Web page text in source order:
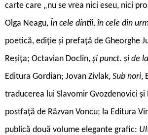
carte care „nu se vrea nici eseu, nici
Olga Neagu, În cele dintîi, în cele din
poetică, ediție și prefață de Gheorghe
Reșița; Octavian Doclin, și punct. și de
Editura Gordian; Jovan Zivlak, Sub nori,
traducerea lui Slavomir Gvozdenovici și
postfață de Răzvan Voncu; la Editura
publică două volume elegante grafic: